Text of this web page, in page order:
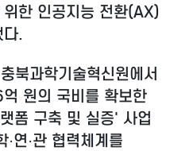
한 인공지능 전환(AX)
.
북과학기술혁신원에서
원의 국비를 확보한
폼 구축 및 실증' 사업
연·관 협력체계를